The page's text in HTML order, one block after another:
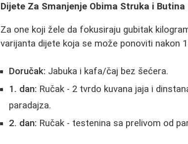
Dijete Za Smanjenje Obima Struka i Butina
Za one koji žele da fokusiraju gubitak
varijanta dijete koja se može ponoviti nakon
Doručak: Jabuka i kafa/čaj bez šećera.
1. dan: Ručak - 2 tvrdo kuvana jaja i
paradajza.
2. dan: Ručak - testenina sa prelivom od